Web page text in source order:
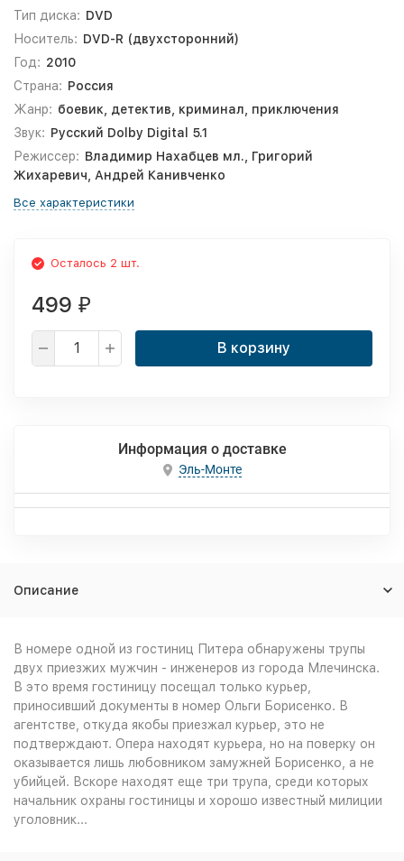
Тип диска: DVD
Носитель: DVD-R (двухсторонний)
Год: 2010
Страна: Россия
Жанр: боевик, детектив, криминал, приключения
Звук: Русский Dolby Digital 5.1
Режиссер: Владимир Нахабцев мл., Григорий
Жихаревич, Андрей Канивченко
Все характеристики
Осталось 2 шт.
499 ₽
В корзину
Информация о доставке
Эль-Монте
Описание
В номере одной из гостиниц Питера обнаружены трупы
двух приезжих мужчин - инженеров из города Млечинска.
В это время гостиницу посещал только курьер,
приносивший документы в номер Ольги Борисенко. В
агентстве, откуда якобы приезжал курьер, это не
подтверждают. Опера находят курьера, но на поверку он
оказывается лишь любовником замужней Борисенко, а не
убийцей. Вскоре находят еще три трупа, среди которых
начальник охраны гостиницы и хорошо известный милиции
уголовник...